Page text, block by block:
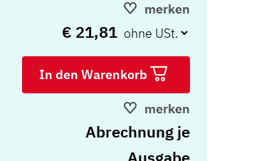
merken
€ 21,81
In den Warenkorb
merken
Abrechnung je